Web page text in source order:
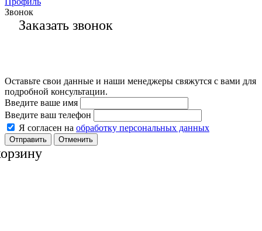
Звонок
Заказать звонок
Оставьте свои данные и наши менеджеры свяжутся с вами для
подробной консультации.
Введите ваше имя
Введите ваш телефон
Я согласен на обработку персональных данных
Отменить